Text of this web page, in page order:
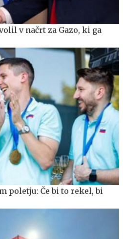
v načrt za Gazo, ki ga
poletju: Če bi to rekel, bi